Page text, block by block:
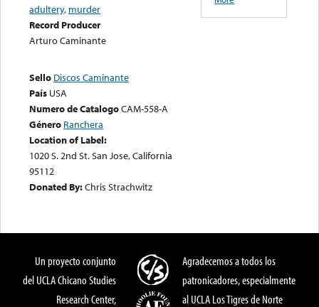
adultery, murder
Record Producer
Arturo Caminante
Sello Discos Caminante
País USA
Numero de CatalogoCAM-558-A
Género Ranchera
Location of Label:
1020 S. 2nd St. San Jose, California
95112
Donated By:Chris Strachwitz
Un proyecto conjunto
del UCLA Chicano Studies
Research Center,
Agradecemos a todos los
patronicadores, especialmente
al UCLA Los Tigres de Norte